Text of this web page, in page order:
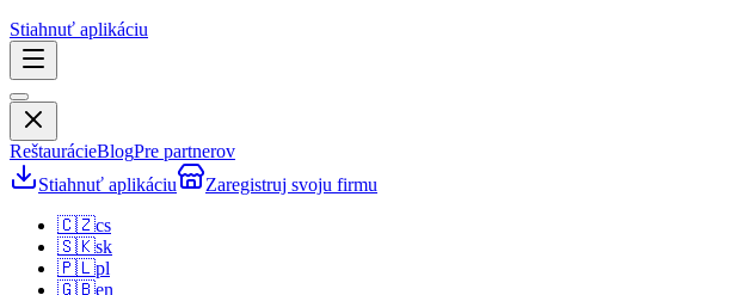
Stiahnuť aplikáciu
ReštaurácieBlogPre partnerov
Stiahnuť aplikáciu
Zaregistruj svoju firmu
🇨🇿cs
🇸🇰sk
🇵🇱pl
🇬🇧en